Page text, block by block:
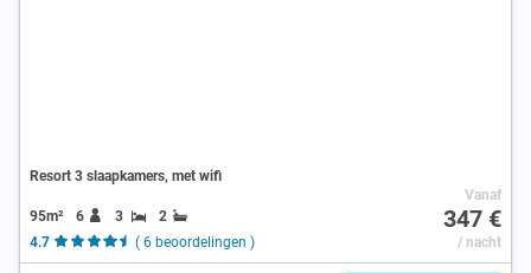
Resort 3 slaapkamers, met wifi
95m² 6 3
2
4.7
( 6 beoordelingen )
Vanaf
347 €
/ nacht